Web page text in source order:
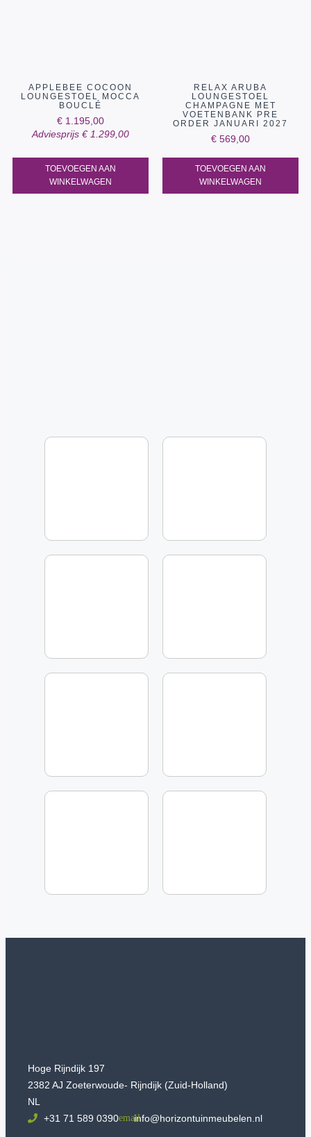
APPLEBEE COCOON
LOUNGESTOEL MOCCA
BOUCLÉ
€ 1.195,00
Adviesprijs €1.299,00
TOEVOEGEN AAN
WINKELWAGEN
RELAX ARUBA
LOUNGESTOEL
CHAMPAGNE MET
VOETENBANK PRE
ORDER JANUARI 2027
€ 569,00
TOEVOEGEN AAN
WINKELWAGEN
Hoge Rijndijk 197
2382 AJ Zoeterwoude- Rijndijk (Zuid-Holland)
NL
+31 71 589 0390
info@horizontuinmeubelen.nl